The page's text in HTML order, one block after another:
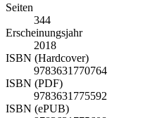
Seiten
344
Erscheinungsjahr
2018
ISBN (Hardcover)
9783631770764
ISBN (PDF)
9783631775592
ISBN (ePUB)